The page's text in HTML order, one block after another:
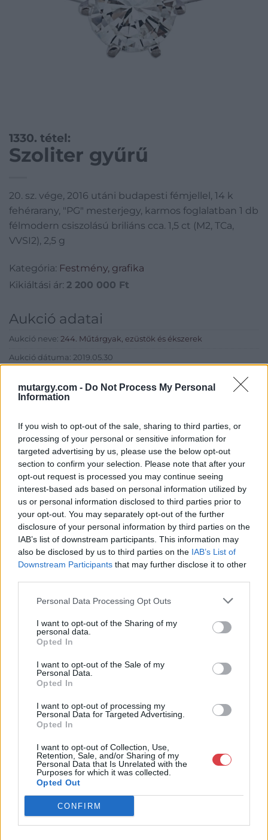
mutargy.com - Do Not Process My Personal
Information
If you wish to opt-out of the sale, sharing to third parties, or
processing of your personal or sensitive information for
targeted advertising by us, please use the below opt-out
section to confirm your selection. Please note that after your
opt-out request is processed you may continue seeing
interest-based ads based on personal information utilized by
us or personal information disclosed to third parties prior to
your opt-out. You may separately opt-out of the further
disclosure of your personal information by third parties on the
IAB’s list of downstream participants. This information may
also be disclosed by us to third parties on the IAB’s List of
Downstream Participants that may further disclose it to other
Personal Data Processing Opt Outs
I want to opt-out of the Sharing of my
personal data.
Opted In
I want to opt-out of the Sale of my
Personal Data.
Opted In
I want to opt-out of processing my
Personal Data for Targeted Advertising.
Opted In
I want to opt-out of Collection, Use,
Retention, Sale, and/or Sharing of my
Personal Data that Is Unrelated with the
Purposes for which it was collected.
Opted Out
CONFIRM
1330. tétel:
Szoliter gyűrű
20. sz. vége, 2016 utáni budapesti fémjellel, 14 k
fehérarany, "PG" mesterjegy, karmos foglalatban 1 db
félmodern csiszolású briliáns cca. 1,5 ct (M2, TCa,
VVSI2), 2,5 g
Kategória: Festmény, grafika
Kikiáltási ár: 2 200 000 Ft
Aukció adatai
Aukció neve: 244. Műtárgyak, ezüstök és ékszerek
Aukció dátuma: 2019.05.30
Aukció helye: Budapest, Balaton utca 8.
Eladó adatai
Nagyházi Galéria és
Aukciósház
Cím: Müller Márta
Nagyházi Galéria és Aukciósház
Kft.
1055 Budapest, Balaton utca 8.
Telefon: +361 475 6000 +361
4756005
http://www.nagyhazi.hu
bútorok, szőnyegek, üveg, porcelán és ezüst tárgyak, ékszerek,
néprajzi tárgyak értékesítése és aukcionálása. Hagyatékok és
a tárgyfelvétel folyamatos.
KAPCSOLÓDÓ MŰTÁRGYAK